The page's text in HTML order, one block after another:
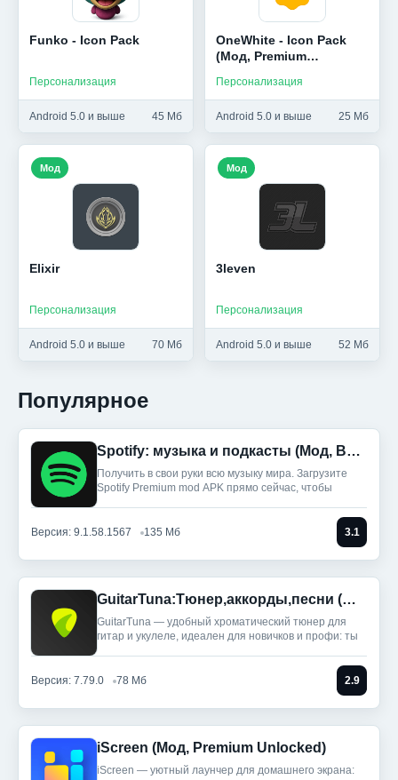
Funko - Icon Pack
Персонализация
Android 5.0 и выше 45 Мб
OneWhite - Icon Pack
(Мод, Premium
Персонализация
Android 5.0 и выше 25 Мб
Elixir
Персонализация
Android 5.0 и выше 70 Мб
Мод
3leven
Персонализация
Android 5.0 и выше 52 Мб
Мод
Популярное
Spotify: музыка и подкасты (Мод, Всё разблокировано)
Получить в свои руки всю музыку мира. Загрузите
Spotify Premium mod APK прямо сейчас, чтобы
Версия: 9.1.58.1567 135 Мб 3.1
GuitarTuna:Тюнер,аккорды,песни (Мод, Premium Unlocked)
GuitarTuna — удобный хроматический тюнер для
гитар и укулеле, идеален для новичков и профи: ты
Версия: 7.79.0 78 Мб 2.9
iScreen (Мод, Premium Unlocked)
iScreen — уютный лаунчер для домашнего экрана: